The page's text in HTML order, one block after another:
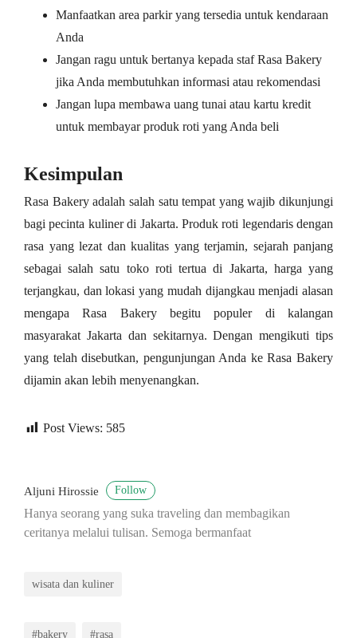
Manfaatkan area parkir yang tersedia untuk kendaraan
Anda
Jangan ragu untuk bertanya kepada staf Rasa Bakery
jika Anda membutuhkan informasi atau rekomendasi
Jangan lupa membawa uang tunai atau kartu kredit
untuk membayar produk roti yang Anda beli
Kesimpulan
Rasa Bakery adalah salah satu tempat yang wajib dikunjungi
bagi pecinta kuliner di Jakarta. Produk roti legendaris dengan
rasa yang lezat dan kualitas yang terjamin, sejarah panjang
sebagai salah satu toko roti tertua di Jakarta, harga yang
terjangkau, dan lokasi yang mudah dijangkau menjadi alasan
mengapa Rasa Bakery begitu populer di kalangan
masyarakat Jakarta dan sekitarnya. Dengan mengikuti tips
yang telah disebutkan, pengunjungan Anda ke Rasa Bakery
dijamin akan lebih menyenangkan.
Post Views: 585
Aljuni Hirossie Follow
Hanya seorang yang suka traveling dan membagikan
ceritanya melalui tulisan. Semoga bermanfaat
wisata dan kuliner
#bakery #rasa